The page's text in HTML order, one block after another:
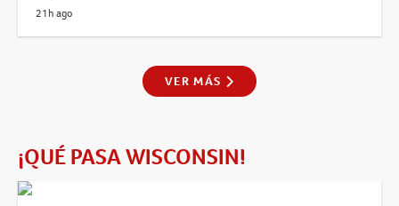
21h ago
VER MÁS
¡QUÉ PASA WISCONSIN!